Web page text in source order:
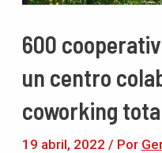
600
un centro
coworking
19 abril, 2022 / Por